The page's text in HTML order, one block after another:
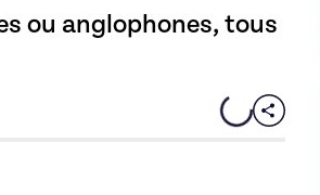
ou anglophones, tous